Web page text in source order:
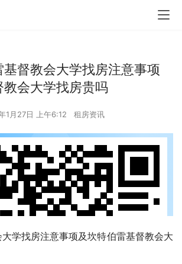
督教会大学找房注意事项
会大学找房贵吗
1月27日 上午6:12 租房资讯
学找房注意事项及坎特伯雷基督教会大